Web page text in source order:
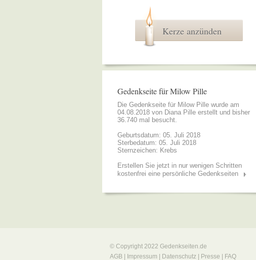
Kerze anzünden
Gedenkseite für Milow Pille
Die Gedenkseite für Milow Pille wurde am
04.08.2018 von Diana Pille erstellt und bisher
36.740 mal besucht.
Geburtsdatum: 05. Juli 2018
Sterbedatum: 05. Juli 2018
Sternzeichen: Krebs
Erstellen Sie jetzt in nur wenigen Schritten
kostenfrei eine persönliche Gedenkseiten
© Copyright 2022 Gedenkseiten.de
AGB
Impressum Datenschutz Presse FAQ